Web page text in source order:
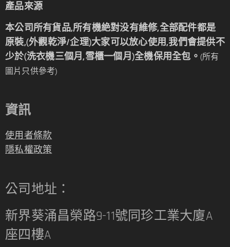
產品來源
本公司所有貨品,所有機絶對没有維修,全部配件都是
原裝,(外觀乾淨/企理)大家可以放心使用,我們會提供不
少於(洗衣機三個月,雪櫃一個月)全機保用全包。 (所有
圖片只供參考)
資訊
使用者條款
隱私權政策
公司地址：
新界葵涌昌榮路9-11號同珍工業大廈A
座四樓A